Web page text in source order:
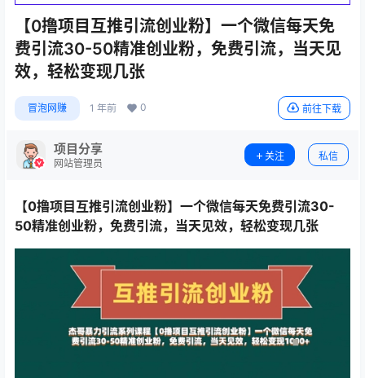
【0撸项目互推引流创业粉】一个微信每天免
费引流30-50精准创业粉，免费引流，当天见
效，轻松变现几张
冒泡网赚 1 年前 0 前往下载
项目分享
网站管理员
关注 私信
【0撸项目互推引流创业粉】一个微信每天免费引流30-
50精准创业粉，免费引流，当天见效，轻松变现几张